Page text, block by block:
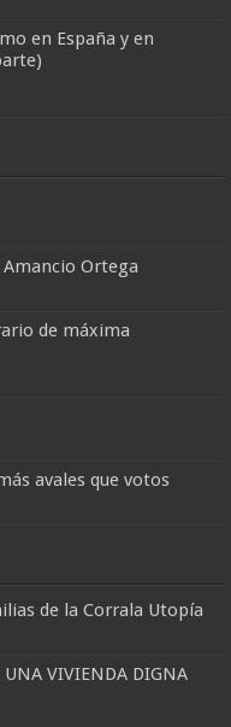
en España y en
Amancio Ortega
de máxima
avales que votos
de la Corrala Utopía
UNA VIVIENDA DIGNA